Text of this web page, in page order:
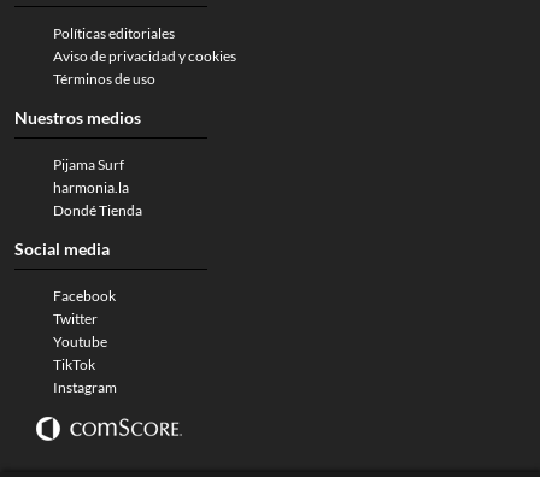
Políticas editoriales
Aviso de privacidad y cookies
Términos de uso
Nuestros medios
Pijama Surf
harmonia.la
Dondé Tienda
Social media
Facebook
Twitter
Youtube
TikTok
Instagram